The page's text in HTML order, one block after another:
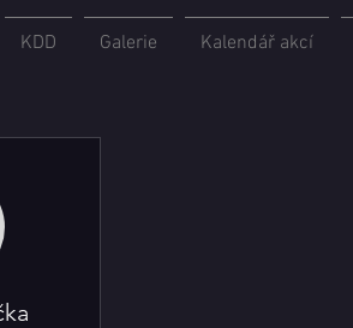
KDD Galerie Kalendář akcí